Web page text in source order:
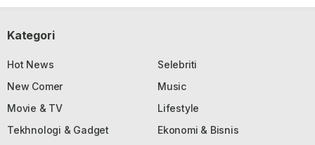
Kategori
Hot News
Selebriti
New Comer
Music
Movie & TV
Lifestyle
Tekhnologi & Gadget
Ekonomi & Bisnis